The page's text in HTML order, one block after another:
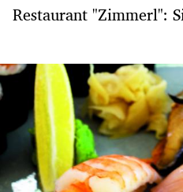
Restaurant "Zimmerl":